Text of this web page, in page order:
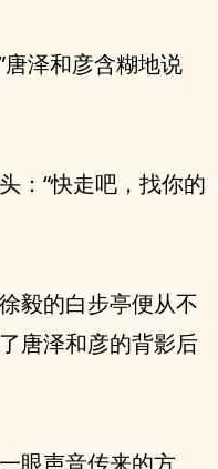
泽和彦含糊地说
：“快走吧，找你的
毅的白步亭便从不
唐泽和彦的背影后
眼声音传来的方